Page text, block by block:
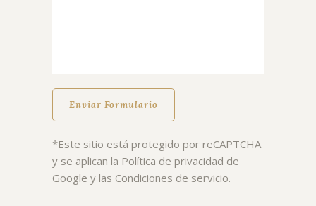
*Este sitio está protegido por reCAPTCHA
y se aplican la Política de privacidad de
Google y las Condiciones de servicio.